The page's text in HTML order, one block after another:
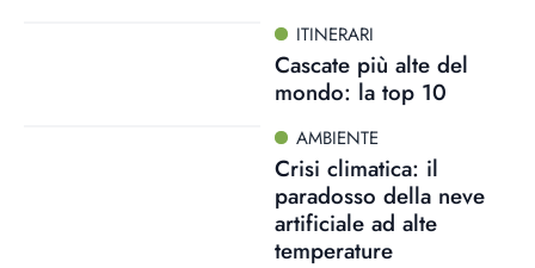
ITINERARI
Cascate più alte del
mondo: la top 10
AMBIENTE
Crisi climatica: il
paradosso della neve
artificiale ad alte
temperature